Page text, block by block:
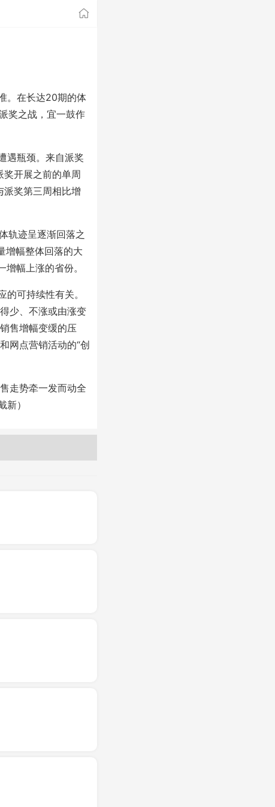
。在长达20期的体
奖之战，宜一鼓作
遇瓶颈。来自派奖
开展之前的单周
派奖第三周相比增
轨迹呈逐渐回落之
增幅整体回落的大
幅上涨的省份。
可持续性有关。
少、不涨或由涨变
售增幅变缓的压
网点营销活动的“创
走势牵一发而动全
）